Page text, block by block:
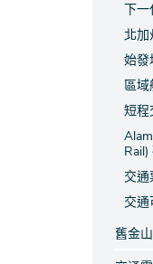
下一
北加
始發
區域
短程
Rail)
交
交通
舊金